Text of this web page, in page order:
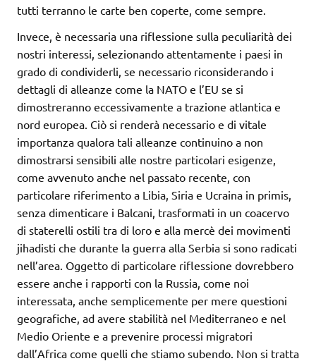
tutti terranno le carte ben coperte, come sempre.
Invece, è necessaria una riflessione sulla peculiarità dei
nostri interessi, selezionando attentamente i paesi in
grado di condividerli, se necessario riconsiderando i
dettagli di alleanze come la NATO e l’EU se si
dimostreranno eccessivamente a trazione atlantica e
nord europea. Ciò si renderà necessario e di vitale
importanza qualora tali alleanze continuino a non
dimostrarsi sensibili alle nostre particolari esigenze,
come avvenuto anche nel passato recente, con
particolare riferimento a Libia, Siria e Ucraina in primis,
senza dimenticare i Balcani, trasformati in un coacervo
di staterelli ostili tra di loro e alla mercè dei movimenti
jihadisti che durante la guerra alla Serbia si sono radicati
nell’area. Oggetto di particolare riflessione dovrebbero
essere anche i rapporti con la Russia, come noi
interessata, anche semplicemente per mere questioni
geografiche, ad avere stabilità nel Mediterraneo e nel
Medio Oriente e a prevenire processi migratori
dall’Africa come quelli che stiamo subendo. Non si tratta